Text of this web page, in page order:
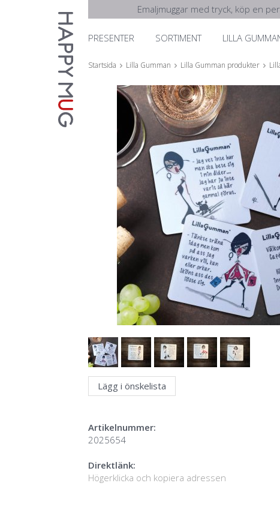
Emaljmuggar med tryck, köp en
PRESENTER SORTIMENT LILLA
Startsida Lilla Gumman Lilla Gumman produkter
Lägg i önskelista
Artikelnummer:
2025654
Direktlänk:
Högerklicka och kopiera adressen